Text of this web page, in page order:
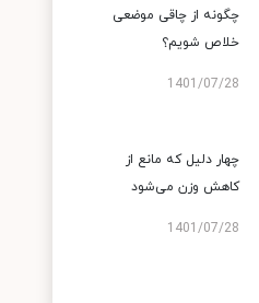
چگونه از چاقی موضعی
خلاص شویم؟
1401/07/28
چهار دلیل که مانع از
کاهش وزن می‌شود
1401/07/28